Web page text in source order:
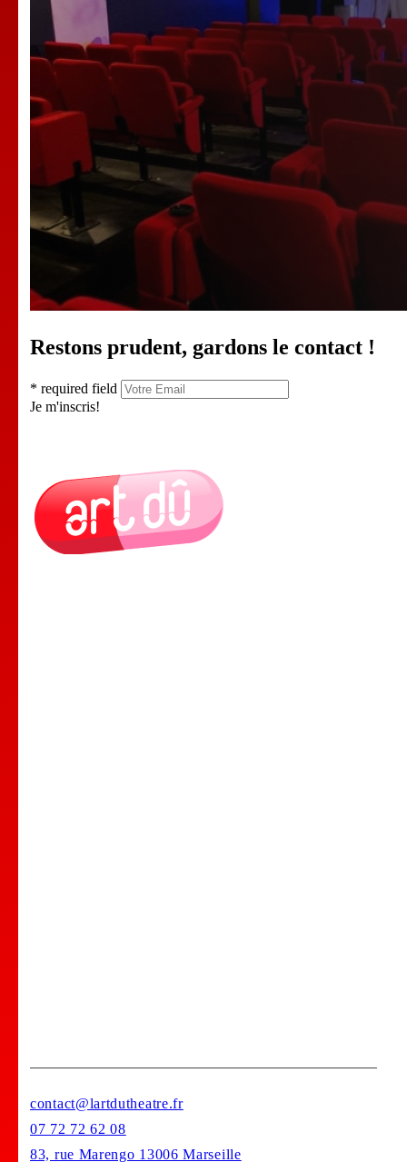
Restons prudent, gardons le contact !
* required field
Je m'inscris!
contact@lartdutheatre.fr
07 72 72 62 08
83, rue Marengo 13006 Marseille